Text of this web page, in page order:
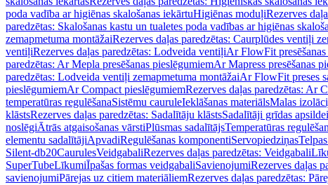
poda vadība ar higiēnas skalošanas iekārtuHigiēnas moduļiRezerves
paredzētas: Skalošanas kastu un tualetes poda vadības ar higiēnas
zemapmetuma montāžaiRezerves daļas paredzētas: Caurplūdes ventiļi
ventiļiRezerves daļas paredzētas: Lodveida ventiļiAr FlowFit
paredzētas: Ar Mepla presēšanas pieslēgumiemAr Mapress presēšanas
paredzētas: Lodveida ventiļi zemapmetuma montāžaiAr FlowFit preses
pieslēgumiemAr Compact pieslēgumiemRezerves daļas paredzētas: Ar
temperatūras regulēšanaSistēmu cauruleIeklāšanas materiālsMalas
klāstsRezerves daļas paredzētas: Sadalītāju klāstsSadalītāji grīdas apsildei
noslēgiĀtrās atgaisošanas vārstiPlūsmas sadalītājsTemperatūras
elementu sadalītājiApvadiRegulēšanas komponentiServopiedziņas
Silent-db20CaurulesVeidgabaliRezerves daļas paredzētas: Veidgabali
SuperTubeLīkumiĪpašas formas veidgabaliSavienojumiRezerves daļas
savienojumiPārejas uz citiem materiāliemRezerves daļas paredzētas: